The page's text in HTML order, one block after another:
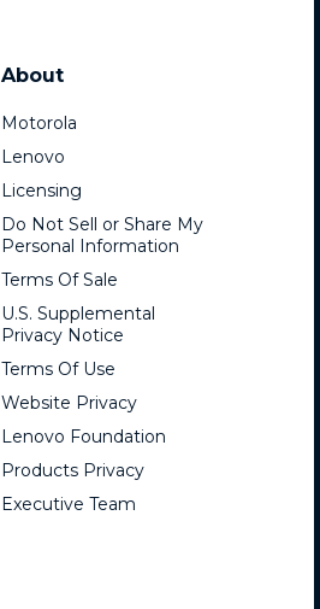
About
Motorola
Lenovo
Licensing
Do Not Sell or Share My
Personal Information
Terms Of Sale
U.S. Supplemental
Privacy Notice
Terms Of Use
Website Privacy
Lenovo Foundation
Products Privacy
Executive Team